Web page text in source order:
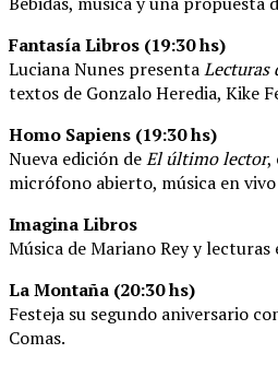
Fantasía Libros (19:30 hs)
Luciana Nunes presentaLecturas
textos de Gonzalo Heredia, Kike
Homo Sapiens (19:30 hs)
Nueva edición deEl último lector,
micrófono abierto, música en
Imagina Libros
Música de Mariano Rey y
La Montaña (20:30 hs)
Festeja su segundo aniversario
Comas.